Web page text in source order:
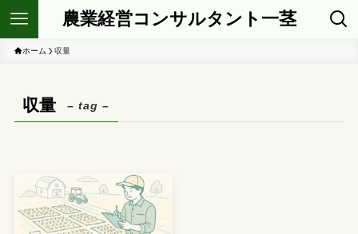
農業経営コンサルタント一茎
ホーム 収量
収量 – tag –